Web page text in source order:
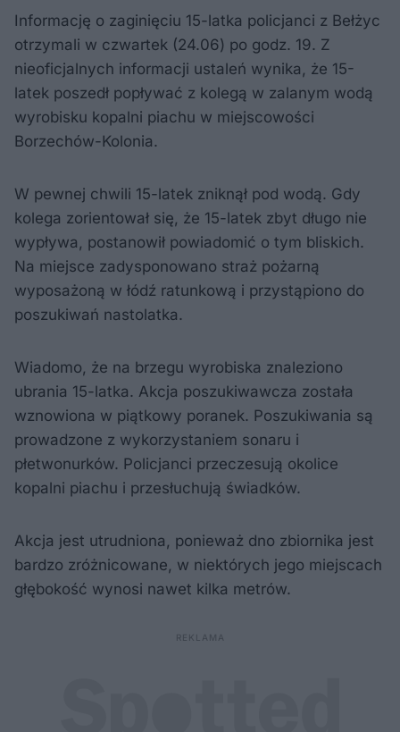
Informację o zaginięciu 15-latka policjanci z Bełżyc
otrzymali w czwartek (24.06) po godz. 19. Z
nieoficjalnych informacji ustaleń wynika, że 15-
latek poszedł popływać z kolegą w zalanym wodą
wyrobisku kopalni piachu w miejscowości
Borzechów-Kolonia.
W pewnej chwili 15-latek zniknął pod wodą. Gdy
kolega zorientował się, że 15-latek zbyt długo nie
wypływa, postanowił powiadomić o tym bliskich.
Na miejsce zadysponowano straż pożarną
wyposażoną w łódź ratunkową i przystąpiono do
poszukiwań nastolatka.
Wiadomo, że na brzegu wyrobiska znaleziono
ubrania 15-latka. Akcja poszukiwawcza została
wznowiona w piątkowy poranek. Poszukiwania są
prowadzone z wykorzystaniem sonaru i
płetwonurków. Policjanci przeczesują okolice
kopalni piachu i przesłuchują świadków.
Akcja jest utrudniona, ponieważ dno zbiornika jest
bardzo zróżnicowane, w niektórych jego miejscach
głębokość wynosi nawet kilka metrów.